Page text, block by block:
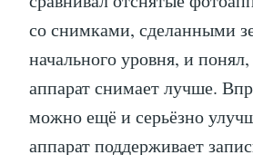
со снимками, сделанными
начального уровня, и
аппарат снимает лучше.
можно ещё и серьёзно
аппарат поддерживает